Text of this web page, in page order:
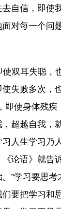
自信，即使
对每一个问
双耳失聪，
失败多次，
即使身体残
超越自我，
人生学习乃
论语》就告
”学习要思考
要把学习和